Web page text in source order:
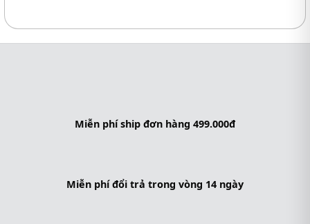
Miễn phí ship đơn hàng 499.000đ
Miễn phí đổi trả trong vòng 14 ngày